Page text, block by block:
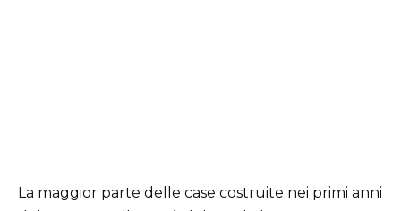
La maggior parte delle case costruite nei primi anni